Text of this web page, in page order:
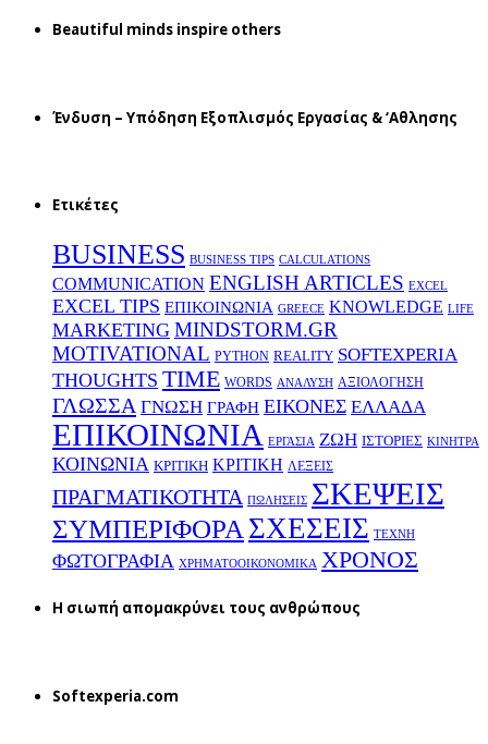
Beautiful minds inspire others
Ένδυση – Υπόδηση Εξοπλισμός Εργασίας & ‘Aθλησης
Ετικέτες
BUSINESS BUSINESS TIPS CALCULATIONS
COMMUNICATION ENGLISH ARTICLES EXCEL
EXCEL TIPS EΠΙΚΟΙΝΩΝΙΑ GREECE KNOWLEDGE LIFE
MARKETING MINDSTORM.GR
MOTIVATIONAL PYTHON REALITY SOFTEXPERIA
THOUGHTS TIME WORDS ΑΝΑΛΥΣΗ ΑΞΙΟΛΟΓΗΣΗ
ΓΛΩΣΣΑ ΓΝΩΣΗ ΓΡΑΦΗ ΕΙΚΟΝΕΣ ΕΛΛΑΔΑ
ΕΠΙΚΟΙΝΩΝΙΑ ΕΡΓΑΣΙΑ ΖΩΗ ΙΣΤΟΡΙΕΣ ΚΙΝΗΤΡΑ
ΚΟΙΝΩΝΙΑ ΚΡΙΤΙΚΗ ΚΡΙΤΙΚΗ ΛΕΞΕΙΣ
ΠΡΑΓΜΑΤΙΚΟΤΗΤΑ ΠΩΛΗΣΕΙΣ ΣΚΕΨΕΙΣ
ΣΥΜΠΕΡΙΦΟΡΑΣΧΕΣΕΙΣ ΤΕΧΝΗ
ΦΩΤΟΓΡΑΦΙΑ ΧΡΗΜΑΤΟΟΙΚΟΝΟΜΙΚΑ ΧΡΟΝΟΣ
H σιωπή απομακρύνει τους ανθρώπους
Softexperia.com